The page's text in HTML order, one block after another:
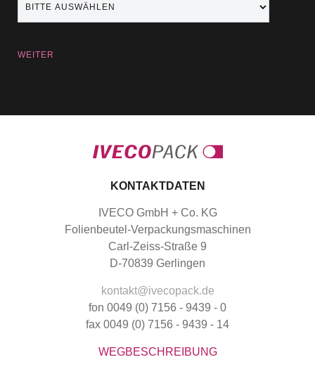
WEITER
KONTAKTDATEN
IVECO GmbH + Co. KG
Folienbeutel-Verpackungsmaschinen
Carl-Zeiss-Straße 9
D-70839 Gerlingen
kontakt@ivecopack.de
fon 0049 (0) 7156 - 9439 - 0
fax 0049 (0) 7156 - 9439 - 14
WEGBESCHREIBUNG